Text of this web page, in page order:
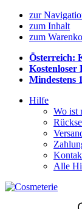
zur
zum Inhalt
zum
Österreich:
Kostenloser
Mindestens
Hilfe
Wo ist
Alle